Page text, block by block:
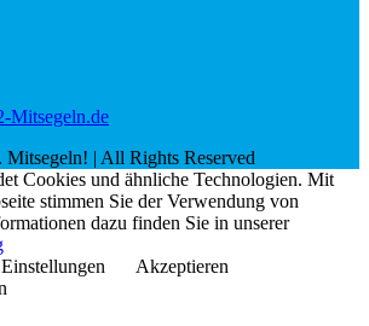
Mitsegeln.de
Mitsegeln! | All Rights Reserved
Cookies und ähnliche Technologien. Mit
stimmen Sie der Verwendung von
dazu finden Sie in unserer
Akzeptieren